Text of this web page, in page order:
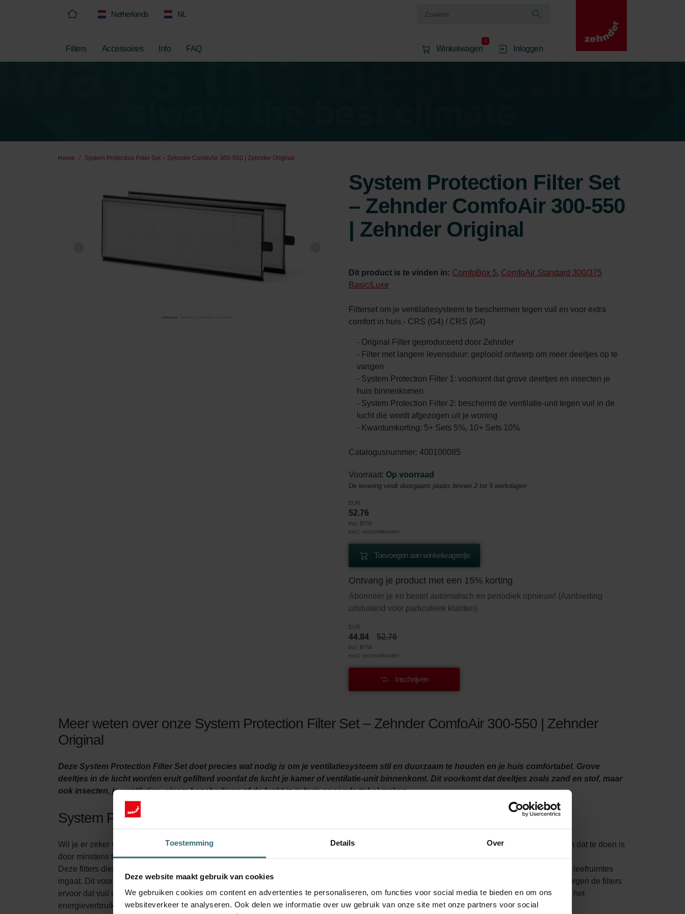
Toestemming Details Over
Deze website maakt gebruik van cookies
We gebruiken cookies om content en advertenties te personaliseren, om functies voor social media te bieden en om ons
websiteverkeer te analyseren. Ook delen we informatie over uw gebruik van onze site met onze partners voor social
Netherlands NL
Filters Accessoires Info FAQ Winkelwagen
0
Inloggen
Home System Protection Filter Set – Zehnder ComfoAir 300-550 | Zehnder Original
System Protection Filter Set
– Zehnder ComfoAir 300-550
| Zehnder Original
Dit product is te vinden in: ComfoBox 5, ComfoAir Standard 300/375
Basic/Luxe
Filterset om je ventilatiesysteem te beschermen tegen vuil en voor extra
comfort in huis - CRS (G4) / CRS (G4)
- Original Filter geproduceerd door Zehnder
- Filter met langere levensduur: geplooid ontwerp om meer deeltjes op te
vangen
- System Protection Filter 1: voorkomt dat grove deeltjes en insecten je
huis binnenkomen
- System Protection Filter 2: beschermt de ventilatie-unit tegen vuil in de
lucht die wordt afgezogen uit je woning
- Kwantumkorting: 5+ Sets 5%, 10+ Sets 10%
Catalogusnummer: 400100085
Voorraad: Op voorraad
De levering vindt doorgaans plaats binnen 2 tot 5 werkdagen
EUR
52.76
incl. BTW
excl. verzendkosten
Toevoegen aan winkelwagentje
Ontvang je product met een 15% korting
Abonneer je en bestel automatisch en periodiek opnieuw! (Aanbieding
uitsluitend voor particuliere klanten)
EUR
44.84 52.76
incl. BTW
excl. verzendkosten
Inschrijven
Meer weten over onze System Protection Filter Set – Zehnder ComfoAir 300-550 | Zehnder
Original
Deze System Protection Filter Set doet precies wat nodig is om je ventilatiesysteem stil en duurzaam te houden en je huis comfortabel. Grove
deeltjes in de lucht worden eruit gefilterd voordat de lucht je kamer of ventilatie-unit binnenkomt. Dit voorkomt dat deeltjes zoals zand en stof, maar
ook insecten, je ventilatiesysteem beschadigen of de lucht in je huis oncomfortabel maken.
System Protection Filter Set
Wil je er zeker van zijn dat je huis goed geventileerd wordt? Dan is het belangrijk om je ventilatiesysteem goed te onderhouden. Een manier om dat te doen is
door minstens twee keer per jaar de filters in de ventilatie-unit te vervangen.
Deze filters dienen twee doelen. Ten eerste maken ze je huis comfortabeler door grove deeltjes uit de frisse buitenlucht te filteren voordat die je leefruimtes
ingaat. Dit voorkomt dat insecten, zand, stof en vele andere ongewenste dingen via het ventilatiesysteem je huis binnenkomen. Tegelijkertijd zorgen de filters
ervoor dat vuil uit de lucht zich niet ophoopt in je Zehnder ComfoAir 300-550 ventilatie-unit. Dit verlengt de levensduur van je systeem en houdt het
energieverbruik laag.